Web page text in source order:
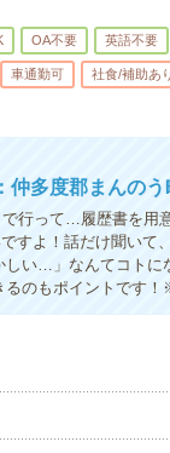
OA不要 英語不要
車通勤可 社食/補助あ
仲多度郡まんのう
で行って…履歴書を
すよ！話だけ聞いて
い…」なんてコトに
るのもポイントです